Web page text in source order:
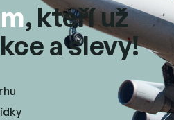
, kteří už
a slevy!